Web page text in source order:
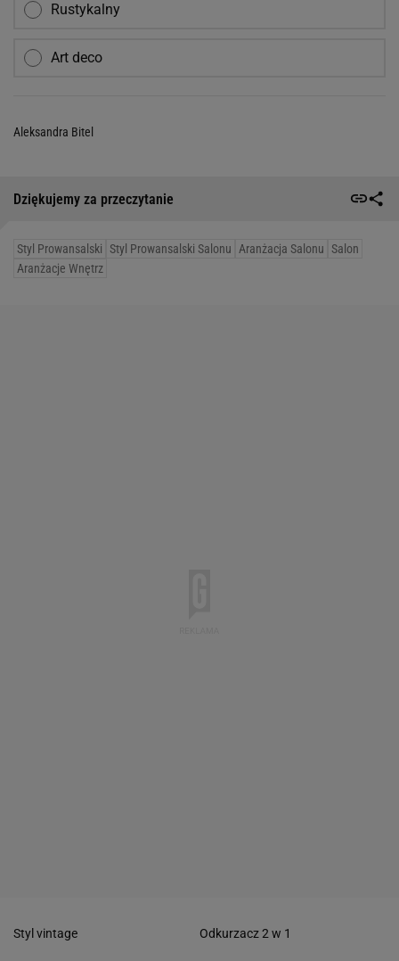
Rustykalny
Art deco
Aleksandra Bitel
Dziękujemy za przeczytanie
Styl Prowansalski Styl Prowansalski Salonu Aranżacja Salonu Salon
Aranżacje Wnętrz
Styl vintage Odkurzacz 2 w 1